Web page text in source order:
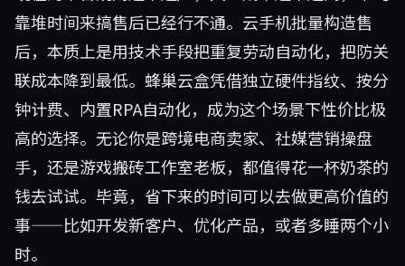
靠堆时间来搞售后已经行不通。云手机批量构造售
后，本质上是用技术手段把重复劳动自动化，把防关
联成本降到最低。蜂巢云盒凭借独立硬件指纹、按分
钟计费、内置RPA自动化，成为这个场景下性价比极
高的选择。无论你是跨境电商卖家、社媒营销操盘
手，还是游戏搬砖工作室老板，都值得花一杯奶茶的
钱去试试。毕竟，省下来的时间可以去做更高价值的
事——比如开发新客户、优化产品，或者多睡两个小
时。